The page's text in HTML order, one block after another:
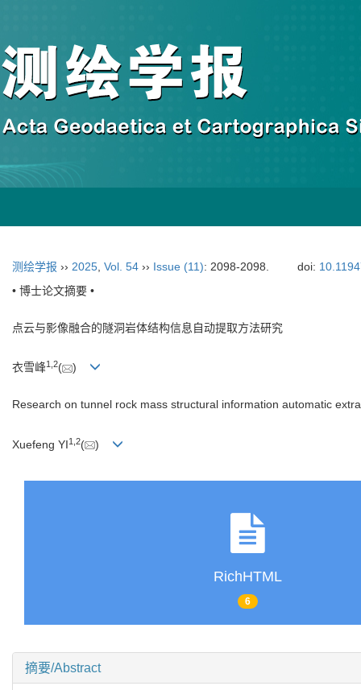
测绘学报 ›› 2025 Vol. 54 ›› Issue (11): 2098-2098. doi:
• 博士论文摘要 •
点云与影像融合的隧洞岩体结构信息自动提取方法研究
衣雪峰1 2( )
Research on tunnel rock mass structural information automatic
Xuefeng YI1 2( )
RichHTML
6
摘要/Abstract